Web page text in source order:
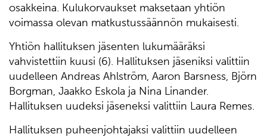
osakkeina. Kulukorvaukset maksetaan yhtiön
voimassa olevan matkustussäännön mukaisesti.
Yhtiön hallituksen jäsenten lukumääräksi
vahvistettiin kuusi (6). Hallituksen jäseniksi valittiin
uudelleen Andreas Ahlström, Aaron Barsness, Björn
Borgman, Jaakko Eskola ja Nina Linander.
Hallituksen uudeksi jäseneksi valittiin Laura Remes.
Hallituksen puheenjohtajaksi valittiin uudelleen